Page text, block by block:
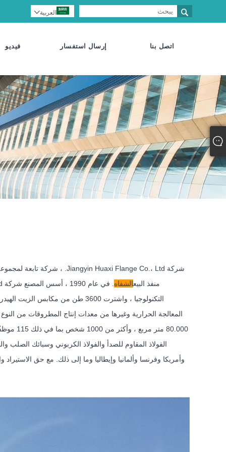
 العربية
فيديو إرسال استفسار اتصل بنا
شركة Jiangyin Huaxi Flange Co.، Ltd. ، شركة تابعة لمجموعة Jiangsu Huaxi Group Co.، Ltd. ، هي مؤسسة
منفذ البيعالشفاه